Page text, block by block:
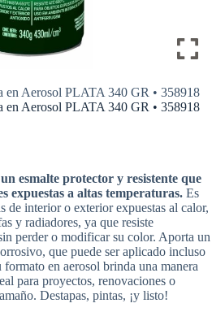
en Aerosol PLATA 340 GR • 358918
en Aerosol PLATA 340 GR • 358918
esmalte protector y resistente que
expuestas a altas temperaturas. Es
de interior o exterior expuestas al calor,
y radiadores, ya que resiste
perder o modificar su color. Aporta un
que puede ser aplicado incluso
en aerosol brinda una manera
para proyectos, renovaciones o
Destapas, pintas, ¡y listo!